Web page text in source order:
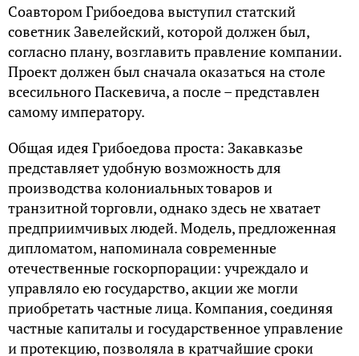
Соавтором Грибоедова выступил статский
советник Завелейский, которой должен был,
согласно плану, возглавить правление компании.
Проект должен был сначала оказаться на столе
всесильного Паскевича, а после – представлен
самому императору.
Общая идея Грибоедова проста: Закавказье
представляет удобную возможность для
производства колониальных товаров и
транзитной торговли, однако здесь не хватает
предприимчивых людей. Модель, предложенная
дипломатом, напоминала современные
отечественные госкорпорации: учреждало и
управляло ею государство, акции же могли
приобретать частные лица. Компания, соединяя
частные капиталы и государственное управление
и протекцию, позволяла в кратчайшие сроки